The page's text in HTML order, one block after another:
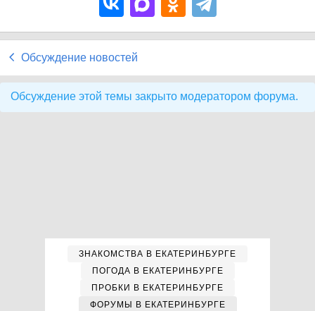
Обсуждение новостей
Обсуждение этой темы закрыто модератором форума.
ЗНАКОМСТВА В ЕКАТЕРИНБУРГЕ
ПОГОДА В ЕКАТЕРИНБУРГЕ
ПРОБКИ В ЕКАТЕРИНБУРГЕ
ФОРУМЫ В ЕКАТЕРИНБУРГЕ